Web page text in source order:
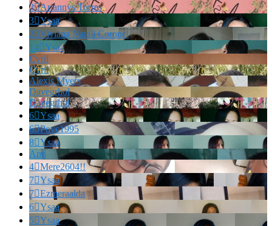
3Ariannys Torres
3Ysaa
2Viviana Natali Coronel
14Ysaa
Cvril
Cvril
Alexis Myers
Davegrhol
Davegrhol
6Ysaa
6Povc1995
8Ysaa
And
4Mere2604!!
7Ysaa
7Ezmeraalda
6Ysaa
5Ysaa